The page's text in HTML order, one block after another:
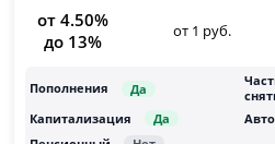
от 4.50%
до 13%
от 1 руб.